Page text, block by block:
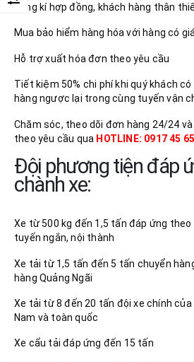
hàng kí hợp đồng, khách hàng thân
Mua bảo hiểm hàng hóa với hàng có
Hỗ trợ xuất hóa đơn theo yêu cầu
Tiết kiệm 50% chi phí khi quý khách
hàng ngược lại trong cùng tuyến vận
Chăm sóc, theo dõi đơn hàng 24/24
theo yêu cầu qua HOTLINE: 0917 45
Đội phương tiện đáp
chành xe:
Xe từ 500 kg đến 1,5 tấn đáp ứng theo
tuyến ngắn, nội thành
Xe tải từ 1,5 tấn đến 5 tấn chuyển
hàng Quảng Ngãi
Xe tải từ 8 đến 20 tấn đội xe chính
Nam và toàn quốc
Xe cẩu tải đáp ứng đến 15 tấn